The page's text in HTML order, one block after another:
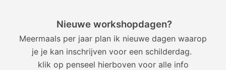
Nieuwe workshopdagen?
Meermaals per jaar plan ik nieuwe dagen waarop
je je kan inschrijven voor een schilderdag.
klik op penseel hierboven voor alle info